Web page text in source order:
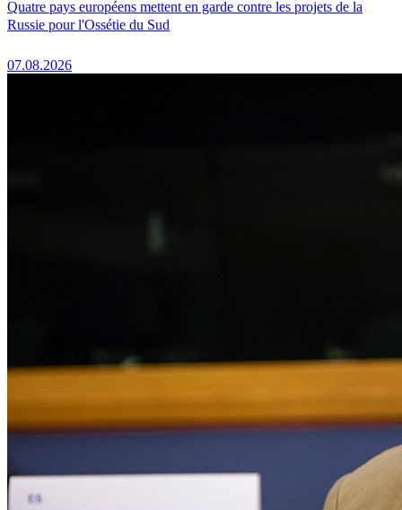
Quatre pays européens mettent en garde contre les projets de la
Russie pour l'Ossétie du Sud
07.08.2026